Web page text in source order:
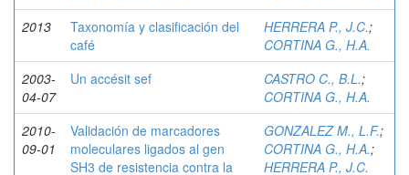
2013
Taxonomía y clasificación del
café
HERRERA P., J.C.;
CORTINA G., H.A.
2003-
04-07
Un accésit sef CASTRO C., B.L.;
CORTINA G., H.A.
2010-
09-01
Validación de marcadores
moleculares ligados al gen
SH3 de resistencia contra la
GONZALEZ M., L.F.;
CORTINA G., H.A.;
HERRERA P., J.C.